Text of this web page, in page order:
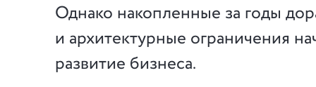
Однако накопленные за годы
и архитектурные ограничения
развитие бизнеса.